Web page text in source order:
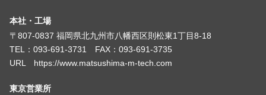
本社・工場
〒807-0837 福岡県北九州市八幡西区則松東1丁目8-18
TEL：093-691-3731 FAX：093-691-3735
URL https://www.matsushima-m-tech.com
東京営業所